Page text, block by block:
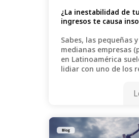
¿La inestabilidad de
ingresos te causa
Sabes, las pequeñas y
medianas empresas
en Latinoamérica
lidiar con uno de los